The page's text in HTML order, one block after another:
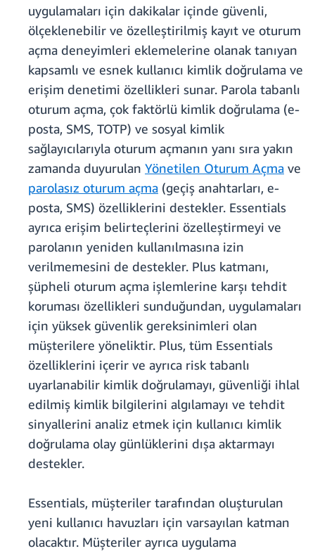
uygulamaları için dakikalar içinde güvenli,
ölçeklenebilir ve özelleştirilmiş kayıt ve oturum
açma deneyimleri eklemelerine olanak tanıyan
kapsamlı ve esnek kullanıcı kimlik doğrulama ve
erişim denetimi özellikleri sunar. Parola tabanlı
oturum açma, çok faktörlü kimlik doğrulama (e-
posta, SMS, TOTP) ve sosyal kimlik
sağlayıcılarıyla oturum açmanın yanı sıra yakın
zamanda duyurulan Yönetilen Oturum Açma ve
parolasız oturum açma (geçiş anahtarları, e-
posta, SMS) özelliklerini destekler. Essentials
ayrıca erişim belirteçlerini özelleştirmeyi ve
parolanın yeniden kullanılmasına izin
verilmemesini de destekler. Plus katmanı,
şüpheli oturum açma işlemlerine karşı tehdit
koruması özellikleri sunduğundan, uygulamaları
için yüksek güvenlik gereksinimleri olan
müşterilere yöneliktir. Plus, tüm Essentials
özelliklerini içerir ve ayrıca risk tabanlı
uyarlanabilir kimlik doğrulamayı, güvenliği ihlal
edilmiş kimlik bilgilerini algılamayı ve tehdit
sinyallerini analiz etmek için kullanıcı kimlik
doğrulama olay günlüklerini dışa aktarmayı
destekler.
Essentials, müşteriler tarafından oluşturulan
yeni kullanıcı havuzları için varsayılan katman
olacaktır. Müşteriler ayrıca uygulama